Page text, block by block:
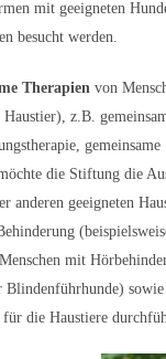
mit geeigneten
besucht werden.
Therapien von
Haustier), z.B.
die Stiftung die
anderen geeigneten
mit
Blindenführhunde) sowie
die Haustiere